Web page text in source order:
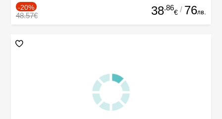
-20%
48.57€ 38.86
€ / 76лв.